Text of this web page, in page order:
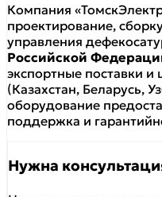
Компания
проектирование,
управления
Российской
экспортные поставки
(Казахстан, Беларусь,
оборудование
поддержка и
Нужна